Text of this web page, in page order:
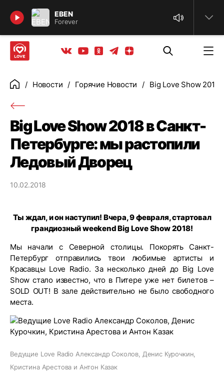
EBEN
Forever
Найти
Вконтакте
YoutubeОдноклассники
ТелеграмЯндекс дзен
ГлавнаяНовости Горячие Новости Big Love Show
Big Love Show 2018 в Санкт-
Петербурге: мы растопили
Ледовый Дворец
10.02.2018
Ты ждал, и он наступил! Вчера, 9 февраля, стартовал
грандиозный weekend Big Love Show 2018!
Мы начали с Северной столицы. Покорять Санкт-
Петербург отправились твои любимые артисты и
Красавцы Love Radio. За несколько дней до Big Love
Show стало известно, что в Питере уже нет билетов –
SOLD OUT! В зале действительно не было свободного
места.
Ведущие Love Radio Александр Соколов, Денис Курочкин,
Кристина Арестова и Антон Казак